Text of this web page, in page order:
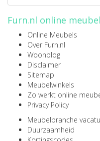
Furn.nl online
Online Meubels
Over Furn.nl
Woonblog
Disclaimer
Sitemap
Meubelwinkels
Zo werkt online
Privacy Policy
Meubelbranche
Duurzaamheid